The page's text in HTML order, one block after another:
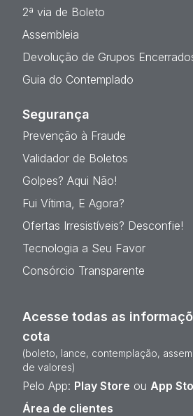
2ª via de Boleto
Assembleia
Devolução de Grupos
Guia do Contemplado
Segurança
Prevenção à Fraude
Validador de Boletos
Golpes? Aqui Não!
Fui Vítima, E Agora?
Ofertas Irresistíveis? Desconfie!
Tecnologia a Seu Favor
Consórcio Transparente
Acesse todas as
cota
(boleto, lance, contemplação,
de valores)
Pelo App: Play Store ou App
Área de clientes